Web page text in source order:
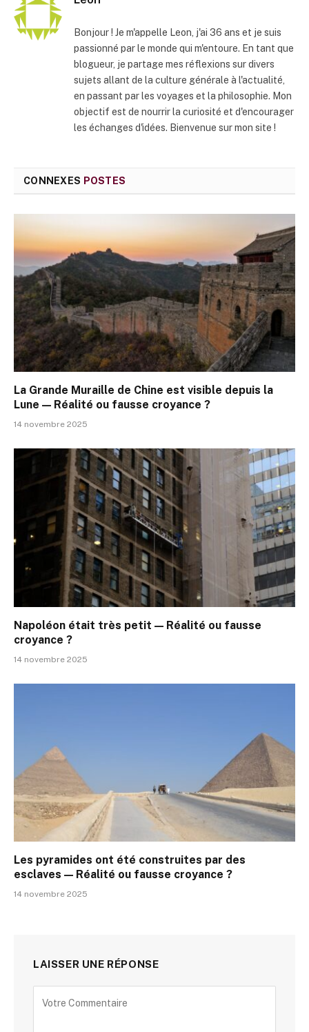
Bonjour ! Je m'appelle Leon, j'ai 36 ans et je suis
passionné par le monde qui m'entoure. En tant que
blogueur, je partage mes réflexions sur divers
sujets allant de la culture générale à l'actualité,
en passant par les voyages et la philosophie. Mon
objectif est de nourrir la curiosité et d'encourager
les échanges d'idées. Bienvenue sur mon site !
CONNEXES POSTES
La Grande Muraille de Chine est visible depuis la
Lune — Réalité ou fausse croyance ?
14 novembre 2025
Napoléon était très petit — Réalité ou fausse
croyance ?
14 novembre 2025
Les pyramides ont été construites par des
esclaves — Réalité ou fausse croyance ?
14 novembre 2025
LAISSER UNE RÉPONSE